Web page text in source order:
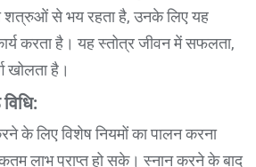
शत्रुओं से भय रहता है, उनके लिए यह
करता है। यह स्तोत्र जीवन में सफलता,
खोलता है।
के लिए विशेष नियमों का पालन करना
लाभ प्राप्त हो सके। स्नान करने के बाद